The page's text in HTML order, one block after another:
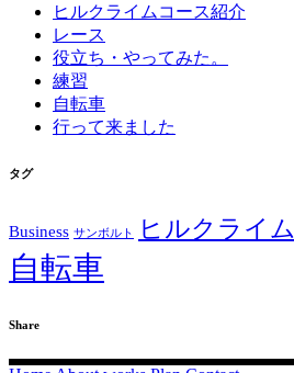
ヒルクライムコース紹介
レース
役立ち・やってみた。
練習
自転車
行って来ました
タグ
Business サンボルト ヒルクライム
自転車
Share